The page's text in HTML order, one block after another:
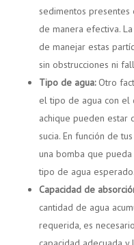
sedimentos
de manera efectiva.
de manejar estas
sin obstrucciones ni
Tipo de agua:Otro
el tipo de agua con el
achique pueden estar
sucia. En función de
una bomba que
tipo de agua esperado.
Capacidad de
cantidad de agua
requerida, es